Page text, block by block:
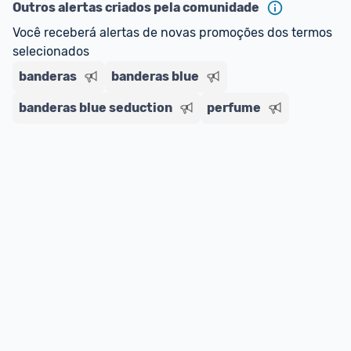
E lembre-se: você sempre pode contar ajuda da
comunidade para tirar dúvidas ou acionar os
nossos Admins marcando @admin
Outros alertas criados pela comunidade
Você receberá alertas de novas promoções dos termos
selecionados
banderas
banderas blue
banderas blue seduction perfume